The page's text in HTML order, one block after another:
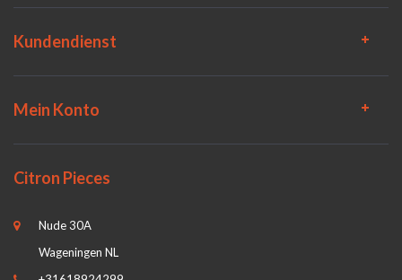
Kundendienst
Mein Konto
Citron Pieces
Nude 30A
Wageningen NL